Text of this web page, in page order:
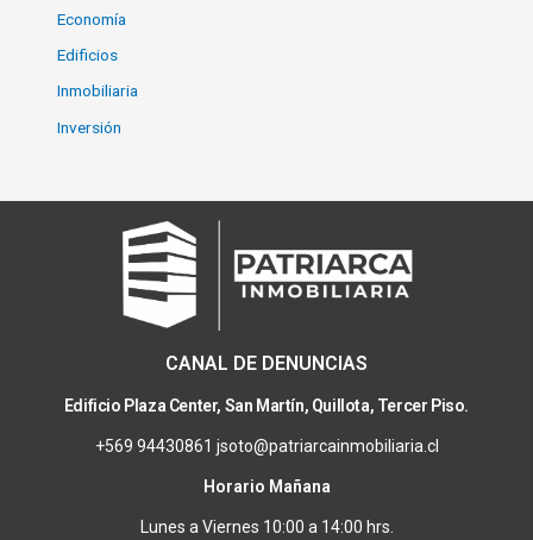
Economía
Edificios
Inmobiliaria
Inversión
CANAL DE DENUNCIAS
Edificio Plaza Center, San Martín, Quillota, Tercer Piso.
+569 94430861 jsoto@patriarcainmobiliaria.cl
Horario Mañana
Lunes a Viernes 10:00 a 14:00 hrs.